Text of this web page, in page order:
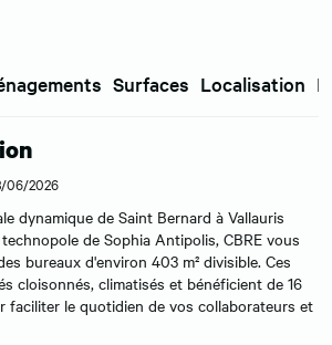
Surfaces Localisation
06/2026
dynamique de Saint Bernard à Vallauris
de Sophia Antipolis, CBRE vous
bureaux d'environ 403 m² divisible. Ces
cloisonnés, climatisés et bénéficient de 16
faciliter le quotidien de vos collaborateurs et